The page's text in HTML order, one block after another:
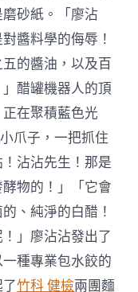
砂紙。「廖沾
醬料學的侮辱！
的醬油，以及百
醋罐機器人的頂
在聚積藍色光
爪子，一把抓住
沾沾先生！那是
物的！」「它會
、純淨的白醋！
」廖沾沾發出了
種專業包水餃的
了竹科 健檢兩團麵